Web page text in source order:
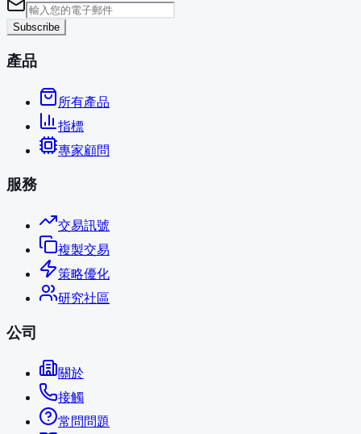
Subscribe
產品
所有產品
指標
專家顧問
服務
交易訊號
複製交易
策略優化
研究社區
公司
關於
接觸
常問問題